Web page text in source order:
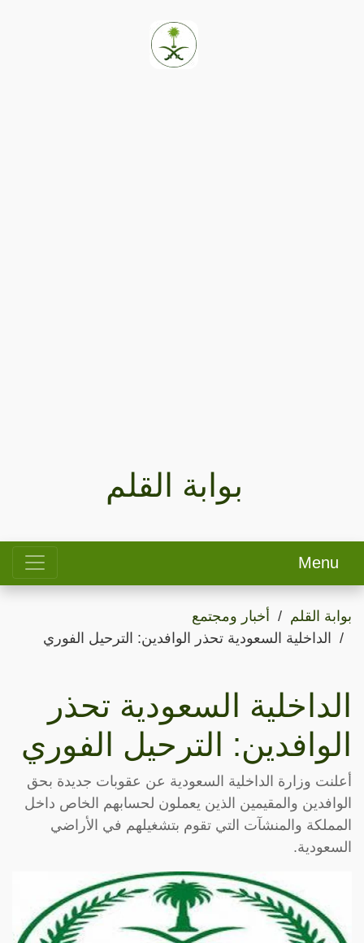
بوابة القلم
Menu
بوابة القلم
أخبار ومجتمع
الداخلية السعودية تحذر الوافدين: الترحيل الفوري
الداخلية السعودية تحذر
الوافدين: الترحيل الفوري
أعلنت وزارة الداخلية السعودية عن عقوبات جديدة بحق
الوافدين والمقيمين الذين يعملون لحسابهم الخاص داخل
المملكة والمنشآت التي تقوم بتشغيلهم في الأراضي
السعودية.